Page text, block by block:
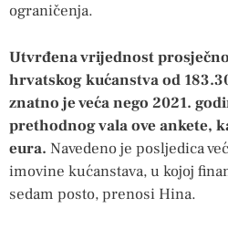
ograničenja.
Utvrđena vrijednost
hrvatskog kućanstva od
znatno je veća nego 2021.
prethodnog vala ove ankete,
eura. Navedeno je posljedica
imovine kućanstava, u kojoj
sedam posto, prenosi Hina.